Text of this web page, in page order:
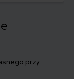
bagaż?
przy